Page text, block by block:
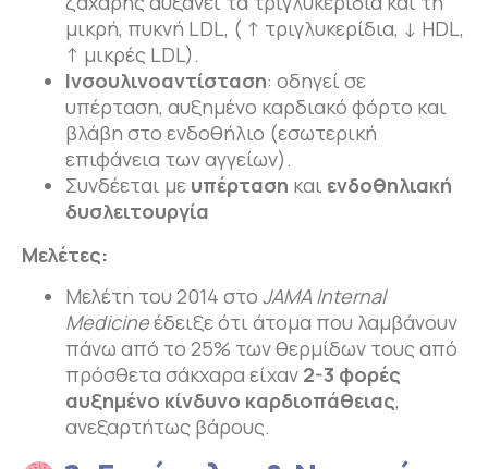
μικρή, πυκνή LDL, ( ↑ τριγλυκερίδια, ↓ HDL,
↑ μικρές LDL).
Ινσουλινοαντίσταση: οδηγεί σε
υπέρταση, αυξημένο καρδιακό φόρτο και
βλάβη στο ενδοθήλιο (εσωτερική
επιφάνεια των αγγείων).
Συνδέεται με υπέρταση και ενδοθηλιακή
δυσλειτουργία
Μελέτες:
Μελέτη του 2014 στο JAMA Internal
Medicineέδειξε ότι άτομα που λαμβάνουν
πάνω από το 25% των θερμίδων τους από
πρόσθετα σάκχαρα είχαν 2-3 φορές
αυξημένο κίνδυνο καρδιοπάθειας,
ανεξαρτήτως βάρους.